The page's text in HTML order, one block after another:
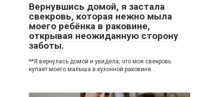
Вернувшись домой, я застала
свекровь, которая нежно мыла
моего ребёнка в раковине,
открывая неожиданную сторону
заботы.
**Я вернулась домой и увидела, что моя свекровь
купает моего малыша в кухонной раковине…